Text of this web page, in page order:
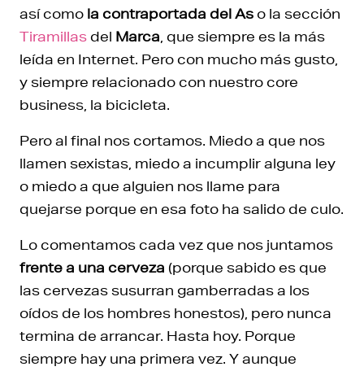
así como la contraportada del Aso la sección
Tiramillasdel Marca , que siempre es la más
leída en Internet. Pero con mucho más gusto,
y siempre relacionado con nuestro core
business, la bicicleta.
Pero al final nos cortamos. Miedo a que nos
llamen sexistas, miedo a incumplir alguna ley
o miedo a que alguien nos llame para
quejarse porque en esa foto ha salido de culo.
Lo comentamos cada vez que nos juntamos
frente a una cerveza (porque sabido es que
las cervezas susurran gamberradas a los
oídos de los hombres honestos), pero nunca
termina de arrancar. Hasta hoy. Porque
siempre hay una primera vez. Y aunque